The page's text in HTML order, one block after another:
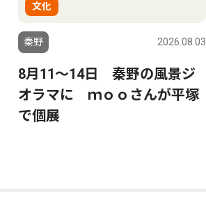
文化
秦野 2026.08.03
8月11〜14日 秦野の風景ジ
オラマに ｍｏｏさんが平塚
で個展